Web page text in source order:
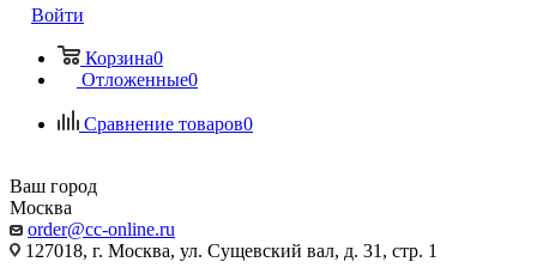
Войти
Корзина0
Отложенные0
Сравнение товаров0
Ваш город
Москва
order@cc-online.ru
127018, г. Москва, ул. Сущевский вал, д. 31, стр. 1